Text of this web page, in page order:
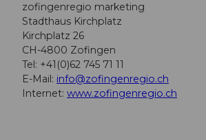
zofingenregio marketing
Stadthaus Kirchplatz
Kirchplatz 26
CH-4800 Zofingen
Tel: +41(0)62 745 71 11
E-Mail: info@zofingenregio.ch
Internet: www.zofingenregio.ch